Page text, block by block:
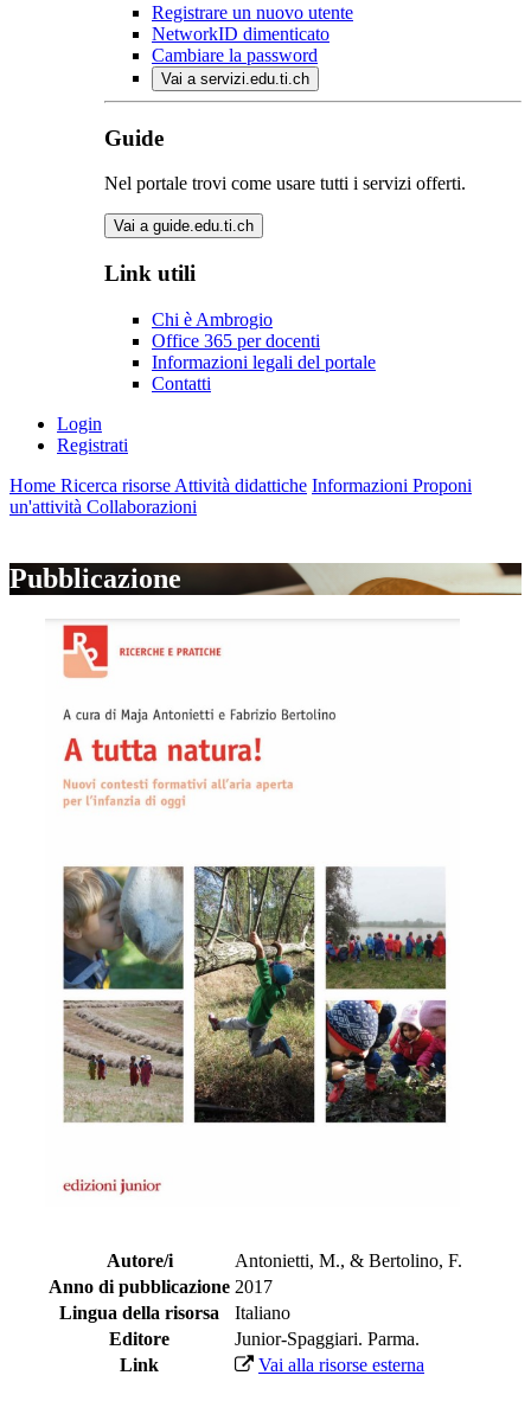
Registrare un nuovo utente
NetworkID dimenticato
Cambiare la password
Vai a servizi.edu.ti.ch
Guide
Nel portale trovi come usare tutti i servizi offerti.
Vai a guide.edu.ti.ch
Link utili
Chi è Ambrogio
Office 365 per docenti
Informazioni legali del portale
Contatti
Login
Registrati
Home Ricerca risorse Attività didattiche Informazioni Proponi
un'attività Collaborazioni
Pubblicazione
Autore/i
Antonietti, M., & Bertolino, F.
Anno di pubblicazione 2017
Lingua della risorsa
Italiano
Editore
Junior-Spaggiari. Parma.
Link
Vai alla risorse esterna